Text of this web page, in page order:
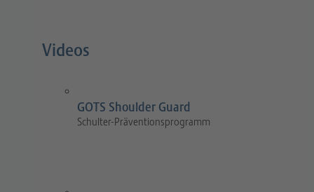
Videos
GOTS Shoulder Guard
Schulter-Präventionsprogramm